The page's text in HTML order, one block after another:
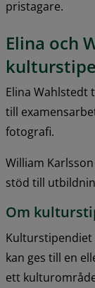
pristagare.
Elina och
Elina Wahlstedt
till
fotografi.
William
stöd till
Om
Kulturstipendiet
kan ges till en
ett